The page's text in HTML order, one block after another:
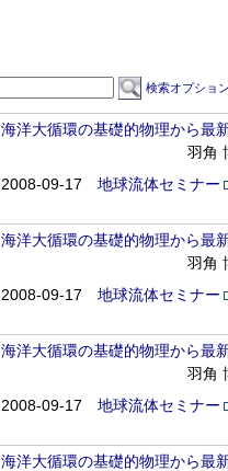
検索オプショ
海洋大循環の基礎的物理から最
羽角
2008-09-17
地球流体セミナー
海洋大循環の基礎的物理から最
羽角
2008-09-17
地球流体セミナー
海洋大循環の基礎的物理から最
羽角
2008-09-17
地球流体セミナー
海洋大循環の基礎的物理から最